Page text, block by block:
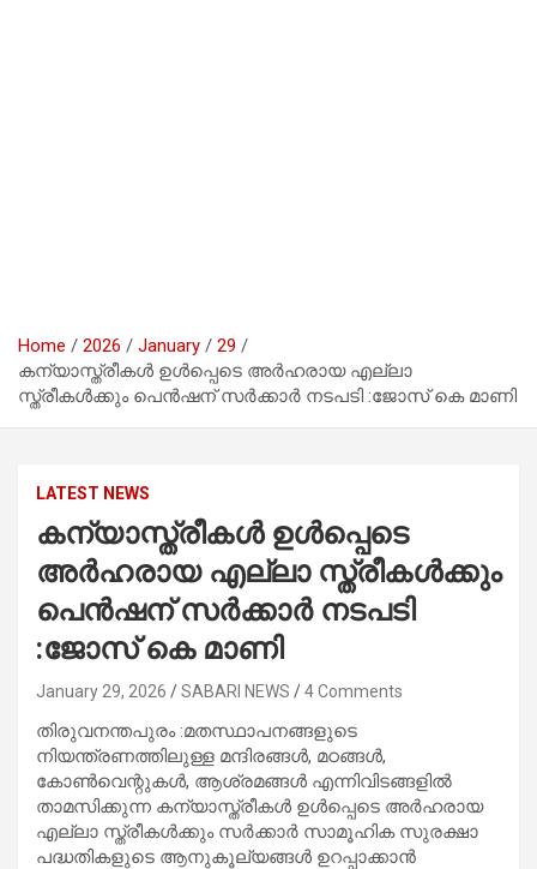
Home 2026 January
29
കന്യാസ്ത്രീകൾ ഉൾപ്പെടെ അർഹരായ എല്ലാ
സ്ത്രീകൾക്കും പെൻഷന് സർക്കാർ നടപടി :ജോസ് കെ മാണി
LATEST NEWS
കന്യാസ്ത്രീകൾ ഉൾപ്പെടെ
അർഹരായ എല്ലാ സ്ത്രീകൾക്കും
പെൻഷന് സർക്കാർ നടപടി
:ജോസ് കെ മാണി
January 29, 2026 SABARI NEWS 4 Comments
തിരുവനന്തപുരം :മതസ്ഥാപനങ്ങളുടെ
നിയന്ത്രണത്തിലുള്ള മന്ദിരങ്ങൾ, മഠങ്ങൾ,
കോൺവെന്റുകൾ, ആശ്രമങ്ങൾ എന്നിവിടങ്ങളിൽ
താമസിക്കുന്ന കന്യാസ്ത്രീകൾ ഉൾപ്പെടെ അർഹരായ
എല്ലാ സ്ത്രീകൾക്കും സർക്കാർ സാമൂഹിക സുരക്ഷാ
പദ്ധതികളുടെ ആനുകൂല്യങ്ങൾ ഉറപ്പാക്കാൻ